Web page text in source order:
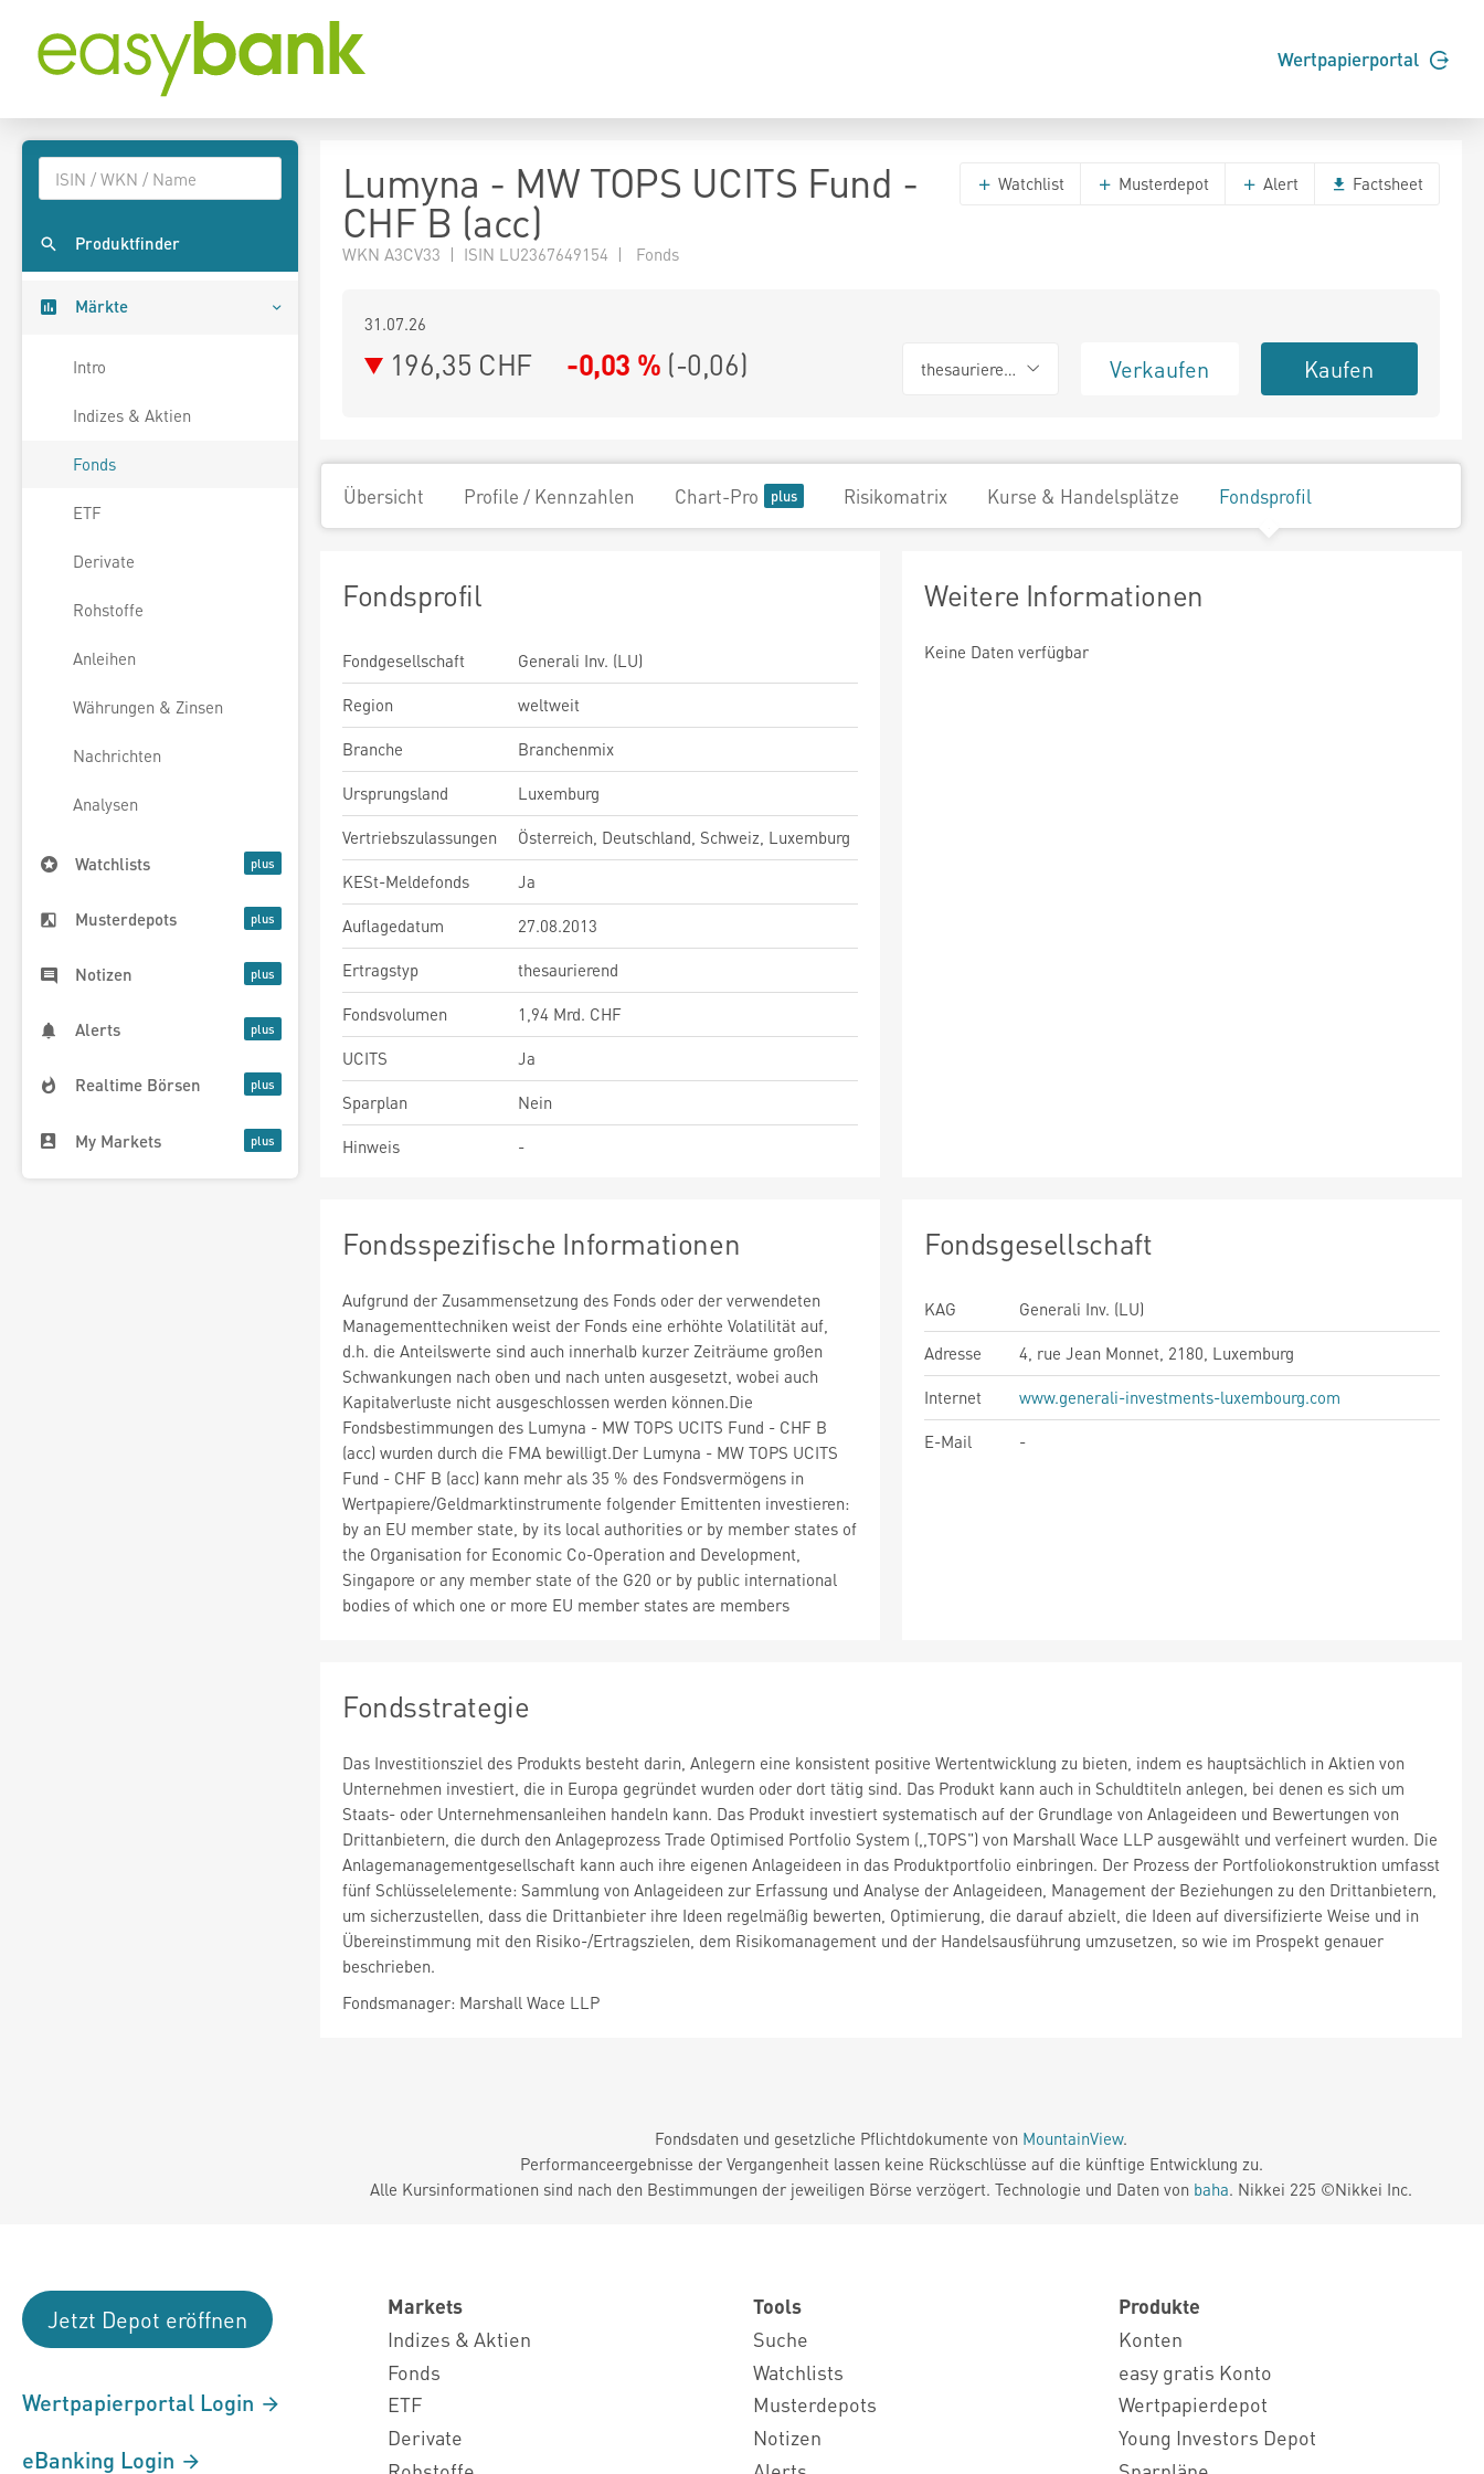
Wertpapierportal
Produktfinder
Märkte
Intro
Indizes & Aktien
Fonds
ETF
Derivate
Rohstoffe
Anleihen
Währungen & Zinsen
Nachrichten
Analysen
Watchlists
Musterdepots
Notizen
Alerts
Realtime Börsen
My Markets
Lumyna - MW TOPS UCITS Fund -
CHF B (acc)
WKN A3CV33 | ISIN LU2367649154 | Fonds
Watchlist Musterdepot Alert Factsheet
31.07.26
196,35 CHF -0,03 % (-0,06) thesaurierend Verkaufen Kaufen
Übersicht Profile / Kennzahlen Chart-Pro Risikomatrix Kurse & Handelsplätze Fondsprofil
Fondsprofil
Fondgesellschaft
Generali Inv. (LU)
Region
weltweit
Branche
Branchenmix
Ursprungsland
Luxemburg
Vertriebszulassungen
Österreich, Deutschland, Schweiz, Luxemburg
KESt-Meldefonds
Ja
Auflagedatum
27.08.2013
Ertragstyp
thesaurierend
Fondsvolumen
1,94 Mrd. CHF
UCITS
Ja
Sparplan
Nein
Hinweis
-
Weitere Informationen
Keine Daten verfügbar
Fondsspezifische Informationen
Aufgrund der Zusammensetzung des Fonds oder der verwendeten
Managementtechniken weist der Fonds eine erhöhte Volatilität auf,
d.h. die Anteilswerte sind auch innerhalb kurzer Zeiträume großen
Schwankungen nach oben und nach unten ausgesetzt, wobei auch
Kapitalverluste nicht ausgeschlossen werden können.Die
Fondsbestimmungen des Lumyna - MW TOPS UCITS Fund - CHF B
(acc) wurden durch die FMA bewilligt.Der Lumyna - MW TOPS UCITS
Fund - CHF B (acc) kann mehr als 35 % des Fondsvermögens in
Wertpapiere/Geldmarktinstrumente folgender Emittenten investieren:
by an EU member state, by its local authorities or by member states of
the Organisation for Economic Co-Operation and Development,
Singapore or any member state of the G20 or by public international
bodies of which one or more EU member states are members
Fondsgesellschaft
KAG
Generali Inv. (LU)
Adresse
4, rue Jean Monnet, 2180, Luxemburg
Internet
www.generali-investments-luxembourg.com
E-Mail
-
Fondsstrategie
Das Investitionsziel des Produkts besteht darin, Anlegern eine konsistent positive Wertentwicklung zu bieten, indem es hauptsächlich in Aktien von
Unternehmen investiert, die in Europa gegründet wurden oder dort tätig sind. Das Produkt kann auch in Schuldtiteln anlegen, bei denen es sich um
Staats- oder Unternehmensanleihen handeln kann. Das Produkt investiert systematisch auf der Grundlage von Anlageideen und Bewertungen von
Drittanbietern, die durch den Anlageprozess Trade Optimised Portfolio System (,,TOPS") von Marshall Wace LLP ausgewählt und verfeinert wurden. Die
Anlagemanagementgesellschaft kann auch ihre eigenen Anlageideen in das Produktportfolio einbringen. Der Prozess der Portfoliokonstruktion umfasst
fünf Schlüsselelemente: Sammlung von Anlageideen zur Erfassung und Analyse der Anlageideen, Management der Beziehungen zu den Drittanbietern,
um sicherzustellen, dass die Drittanbieter ihre Ideen regelmäßig bewerten, Optimierung, die darauf abzielt, die Ideen auf diversifizierte Weise und in
Übereinstimmung mit den Risiko-/Ertragszielen, dem Risikomanagement und der Handelsausführung umzusetzen, so wie im Prospekt genauer
beschrieben.
Fondsmanager: Marshall Wace LLP
Fondsdaten und gesetzliche Pflichtdokumente von MountainView.
Performanceergebnisse der Vergangenheit lassen keine Rückschlüsse auf die künftige Entwicklung zu.
Alle Kursinformationen sind nach den Bestimmungen der jeweiligen Börse verzögert. Technologie und Daten von baha. Nikkei 225 ©Nikkei Inc.
Jetzt Depot eröffnen
Wertpapierportal Login
eBanking Login
Markets
Indizes & Aktien
Fonds
ETF
Derivate
Tools
Suche
Watchlists
Musterdepots
Notizen
Produkte
Konten
easy gratis Konto
Wertpapierdepot
Young Investors Depot